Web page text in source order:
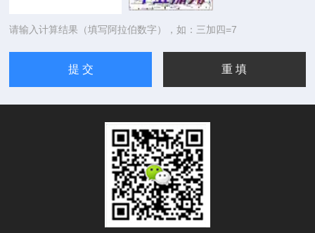
请输入计算结果（填写阿拉伯数字），如：三加四=7